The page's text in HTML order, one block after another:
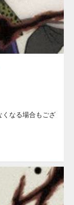
なる場合もござ